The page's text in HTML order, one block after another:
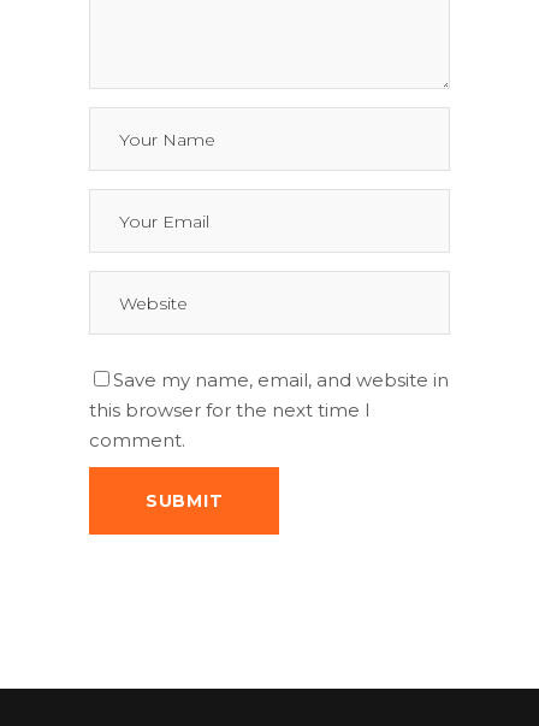
Save my name, email, and website in
this browser for the next time I
comment.